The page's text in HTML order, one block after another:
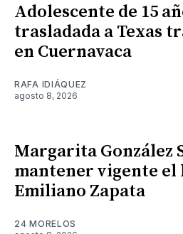
Adolescente de 15
trasladada a Texas
en Cuernavaca
RAFA IDIÁQUEZ
agosto 8, 2026
Margarita González
mantener vigente el
Emiliano Zapata
24 MORELOS